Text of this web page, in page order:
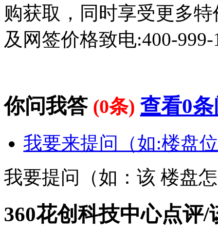
购获取，同时享受更多
及网签价格致电:400-
你问我答 (0条) 查看0
我要来提问（如:楼盘
我要提问（如：该 楼盘
360花创科技中心点评